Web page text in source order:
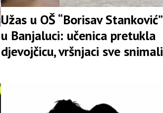
Užas u OŠ “Borisav Stanković”
u Banjaluci: učenica pretukla
djevojčicu, vršnjaci sve snimali